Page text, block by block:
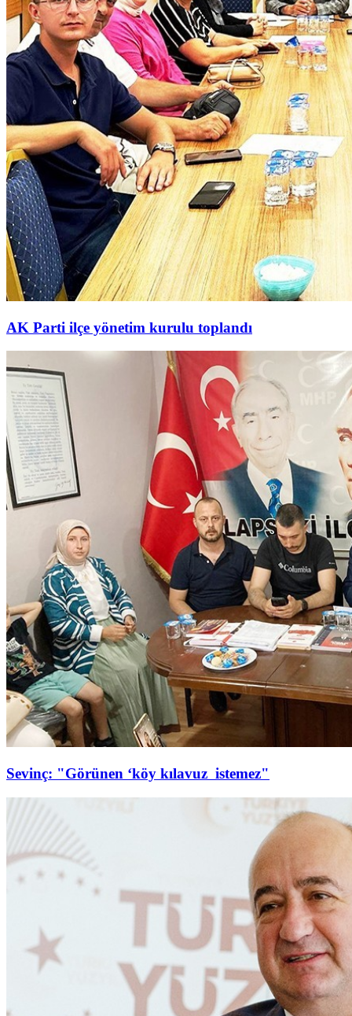
AK Parti ilçe yönetim kurulu toplandı
Sevinç: "Görünen ‘köy kılavuz istemez"